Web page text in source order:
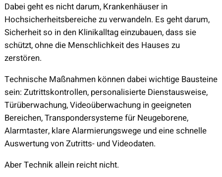
Dabei geht es nicht darum, Krankenhäuser in
Hochsicherheitsbereiche zu verwandeln. Es geht darum,
Sicherheit so in den Klinikalltag einzubauen, dass sie
schützt, ohne die Menschlichkeit des Hauses zu
zerstören.
Technische Maßnahmen können dabei wichtige Bausteine
sein: Zutrittskontrollen, personalisierte Dienstausweise,
Türüberwachung, Videoüberwachung in geeigneten
Bereichen, Transpondersysteme für Neugeborene,
Alarmtaster, klare Alarmierungswege und eine schnelle
Auswertung von Zutritts- und Videodaten.
Aber Technik allein reicht nicht.